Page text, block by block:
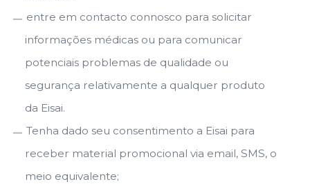
entre em contacto connosco para solicitar
informações médicas ou para comunicar
potenciais problemas de qualidade ou
segurança relativamente a qualquer produto
da Eisai.
Tenha dado seu consentimento a Eisai para
receber material promocional via email, SMS, o
meio equivalente;